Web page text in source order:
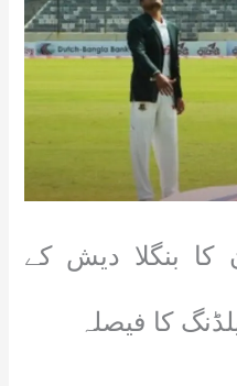
کا بنگلا دیش کے
کا فیصلہ